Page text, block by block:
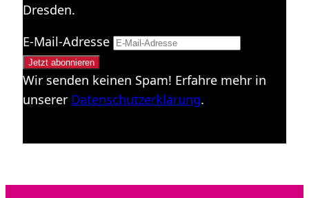
Dresden.
E-Mail-Adresse
Wir senden keinen Spam! Erfahre mehr in
unserer Datenschutzerklärung.